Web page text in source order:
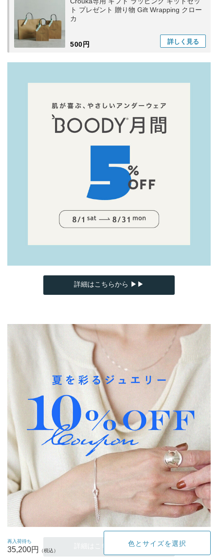
ト プレゼント 贈り物 Gift Wrapping クロー
カ
500円 詳しく 見る
詳細はこちらから ▶▶
詳細はこちらから ▶▶
再入荷待ち
35,200円
色とサイズを選択